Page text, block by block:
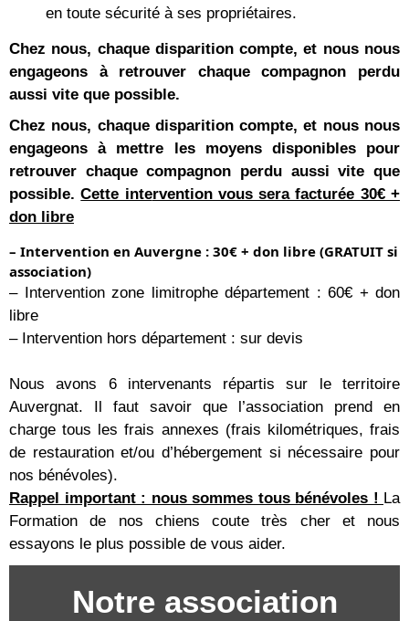
en toute sécurité à ses propriétaires.
Chez nous, chaque disparition compte, et nous nous
engageons à retrouver chaque compagnon perdu
aussi vite que possible.
Chez nous, chaque disparition compte, et nous nous
engageons à mettre les moyens disponibles pour
retrouver chaque compagnon perdu aussi vite que
possible.Cette intervention vous sera facturée 30€ +
don libre
– Intervention en Auvergne : 30€ + don libre (GRATUIT si
association)
– Intervention zone limitrophe département : 60€ + don
libre
– Intervention hors département : sur devis
Nous avons 6 intervenants répartis sur le territoire
Auvergnat. Il faut savoir que l’association prend en
charge tous les frais annexes (frais kilométriques, frais
de restauration et/ou d’hébergement si nécessaire pour
nos bénévoles).
Rappel important : nous sommes tous bénévoles ! La
Formation de nos chiens coute très cher et nous
essayons le plus possible de vous aider.
Notre association